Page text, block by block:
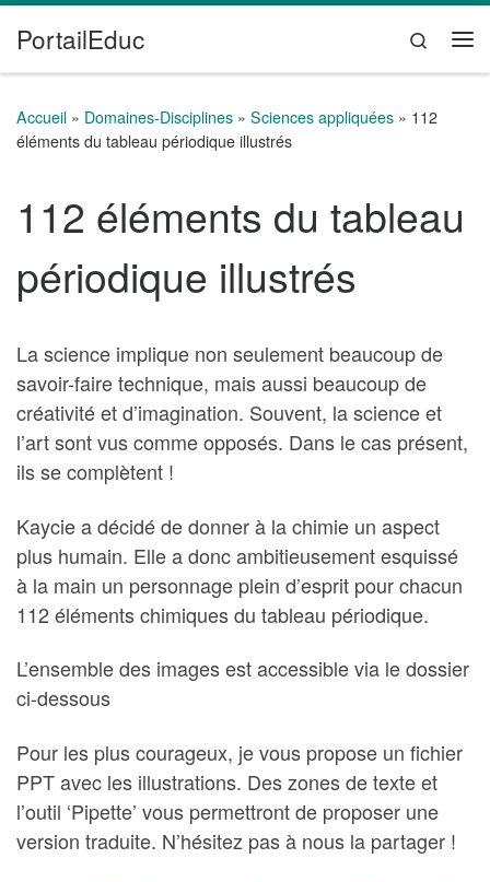
Passer au contenu
PortailEduc
Search
Accueil » Domaines-Disciplines » Sciences appliquées » 112
éléments du tableau périodique illustrés
112 éléments du tableau
périodique illustrés
La science implique non seulement beaucoup de
savoir-faire technique, mais aussi beaucoup de
créativité et d’imagination. Souvent, la science et
l’art sont vus comme opposés. Dans le cas présent,
ils se complètent !
Kaycie a décidé de donner à la chimie un aspect
plus humain. Elle a donc ambitieusement esquissé
à la main un personnage plein d’esprit pour chacun
112 éléments chimiques du tableau périodique.
L’ensemble des images est accessible via le dossier
ci-dessous
Pour les plus courageux, je vous propose un fichier
PPT avec les illustrations. Des zones de texte et
l’outil ‘Pipette’ vous permettront de proposer une
version traduite. N’hésitez pas à nous la partager !